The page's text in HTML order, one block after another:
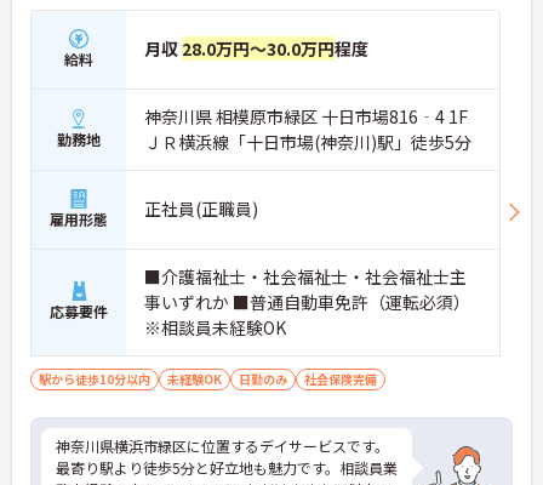
給料 月収 28.0万円～30.0万円程度
勤務地
神奈川県 相模原市緑区 十日市場816‐4 1F
ＪＲ横浜線「十日市場(神奈川)駅」徒歩5分
雇用形態 正社員(正職員)
応募要件
■介護福祉士・社会福祉士・社会福祉士主
事いずれか ■普通自動車免許（運転必須）
※相談員未経験OK
駅から徒歩10分以内 未経験OK 日勤のみ 社会保険完備
神奈川県横浜市緑区に位置するデイサービスです。
最寄り駅より徒歩5分と好立地も魅力です。相談員業